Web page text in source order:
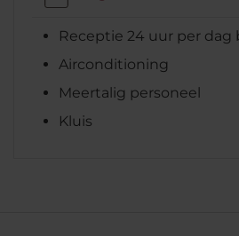
Receptie 24 uur per dag
Airconditioning
Meertalig personeel
Kluis